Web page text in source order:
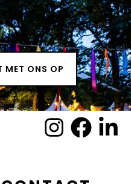
MET ONS OP